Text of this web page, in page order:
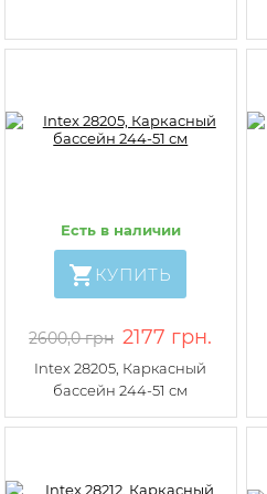
Есть в наличии
КУПИТЬ
2600,0 грн 2177 грн.
Intex 28205, Каркасный
бассейн 244-51 см